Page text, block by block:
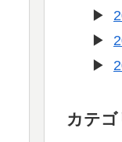
カテゴ